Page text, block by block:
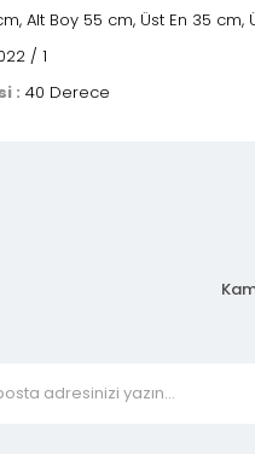
Alt Boy 55 cm, Üst En 35 cm,
/ 1
: 40 Derece